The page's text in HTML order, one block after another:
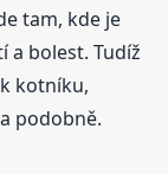
tam, kde je
a bolest. Tudíž
kotníku,
podobně.